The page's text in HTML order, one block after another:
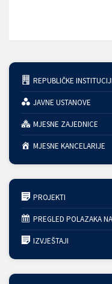
REPUBLIČKE
JAVNE USTANOVE
MJESNE ZAJEDNICE
MJESNE KANCELARIJE
PROJEKTI
PREGLED POLAZAKA
IZVJEŠTAJI